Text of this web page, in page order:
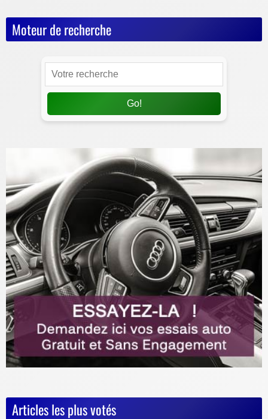
Moteur de recherche
Go!
Articles les plus votés